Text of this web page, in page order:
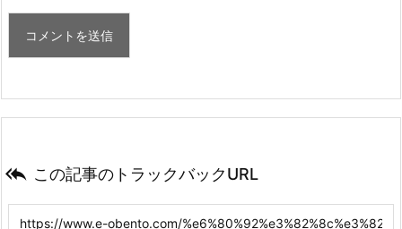
 この記事のトラックバックURL